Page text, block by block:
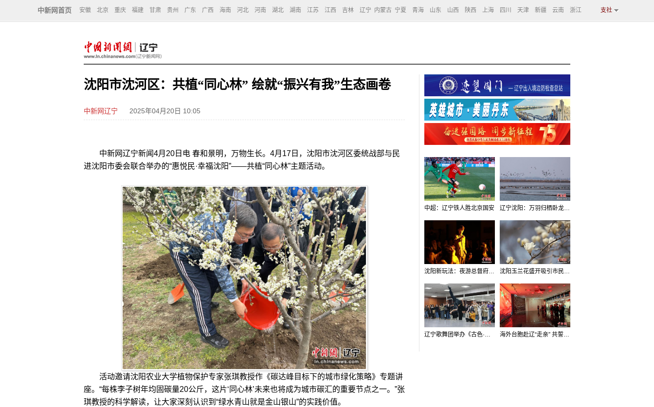
中新网首页 安徽 北京 重庆 福建 甘肃 贵州 广东 广西 海南 河北 河南 湖北 湖南 江苏 江西 吉林 辽宁 内蒙古 宁夏 青海 山东 山西 陕西 上海 四川 天津 新疆 云南 浙江 支社
沈阳市沈河区：共植“同心林” 绘就“振兴有我”生态画卷
中新网辽宁 2025年04月20日 10:05
中新网辽宁新闻4月20日电 春和景明，万物生长。4月17日，沈阳市沈河区委统战部与民
进沈阳市委会联合举办的“惠悦民·幸福沈阳”——共植“同心林”主题活动。
活动邀请沈阳农业大学植物保护专家张琪教授作《碳达峰目标下的城市绿化策略》专题讲
座。“每株李子树年均固碳量20公斤，这片‘同心林’未来也将成为城市碳汇的重要节点之一。”张
琪教授的科学解读，让大家深刻认识到“绿水青山就是金山银山”的实践价值。
中超：辽宁铁人胜北京国安 辽宁沈阳：万羽归栖卧龙湖看群鸟齐飞
沈阳新玩法：夜游总督府，当一回“赴宴者” 沈阳玉兰花盛开吸引市民打卡
辽宁歌舞团举办《古色·国宝辽宁》排练开放日活动 海外台胞赴辽“走亲” 共誓“和平初心”